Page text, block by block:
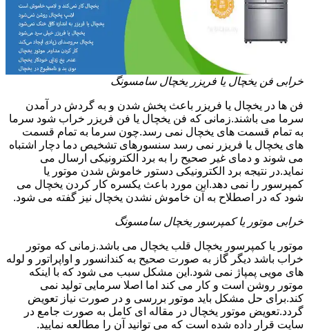
خرابی فن یخچال یا فریزر یخچال سامسونگ
فن ها در یخچال یا فریزر باعث پخش شدن و به گردش در آمدن
سرما می باشند.زمانی که فن یخچال یا فن فریزر خراب شود سرما
به تمام قسمت های یخچال نمی رسد.چون سرما به تمام قسمت
های یخچال یا فریزر نمی رسد سنسورهای تشخیص دما دچار اشتباه
می شوند و دمای غیر صحیح را به برد الکترونیکی ارسال می
نماید.در نتیجه برد الکترونیکی دستور خاموش شدن موتور یا
کمپرسور را نمی دهد.این مورد باعث یکسره کار کردن یخچال می
شود که در اصطلاح به آن خاموش نشدن یخچال نیز گفته می شود.
خرابی موتور یا کمپرسور یخچال سامسونگ
موتور یا کمپرسور یخچال قلب یخچال می باشد.زمانی که موتور
خراب باشد دیگر گاز به صورت صحیح به کندانسور و اواپراتور و لوله
های مویی پمپاژ نمی شود.این مشکل سبب می شود که با اینکه
موتور روشن است و کار می کند اما اصلا سرمایی تولید نمی
کند.برای حل مشکل باید موتور بررسی و در صورت نیاز تعویض
گردد.تعویض موتور یخچال در مقاله ای کامل به صورت جامع در
سایت قرار داده شده است که می توانید آن را مطالعه نمایید.